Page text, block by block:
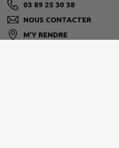
03 89 25 30 38
NOUS CONTACTER
M'Y RENDRE